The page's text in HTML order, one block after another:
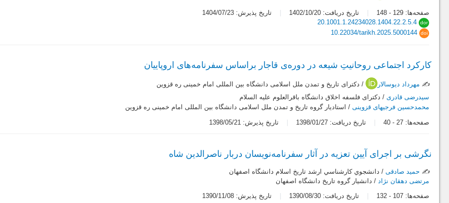
صفحه‌ها: 129
- تاریخ دریافت: 1402/10/20 تاریخ پذیرش: 1404/07/23
dor
20.1001.1.24234028.1404.22.2.5.4
doi
10.22034/tarikh.2025.5000144
کارکرد اجتماعی روحانیتِ شیعه در دوره‌ی قاجار براساس سفرنامه‌های اروپاییان
✍️ مهرداد دیوسالار
/ دکترای تاریخ و تمدن ملل اسلامی دانشگاه بین المللی امام خمینی ره قزوین
سیدرضی قادری / دکترای فلسفه اخلاق دانشگاه باقرالعلوم علیه السلام
محمدحسین فرجیهای قزوینی / استادیار گروه تاریخ و تمدن ملل اسلامی دانشگاه بین المللی امام خمینی ره قزوین
صفحه‌ها: 27
- تاریخ دریافت: 1398/01/27 تاریخ پذیرش: 1398/05/21
نگرشی بر اجرای آیین تعزیه در آثار سفرنامه‌نویسان دربار ناصرالدین شاه
✍️ حمید صادقی / دانشجوي كارشناسي ارشد تاريخ اسلام دانشگاه اصفهان
مرتضی دهقان نژاد / دانشیار گروه تاریخ دانشگاه اصفهان
صفحه‌ها: 107
- تاریخ دریافت: 1390/08/30 تاریخ پذیرش: 1390/11/08